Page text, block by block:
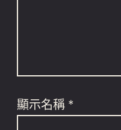
顯示名稱 *